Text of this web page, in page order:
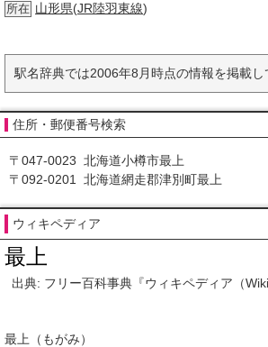
所在 山形県(JR陸羽東線)
駅名辞典では2006年8月時点の情報を掲載し
住所・郵便番号検索
〒047-0023 北海道小樽市最上
〒092-0201 北海道網走郡津別町最上
ウィキペディア
最上
出典: フリー百科事典『ウィキペディア（
最上 （もがみ）